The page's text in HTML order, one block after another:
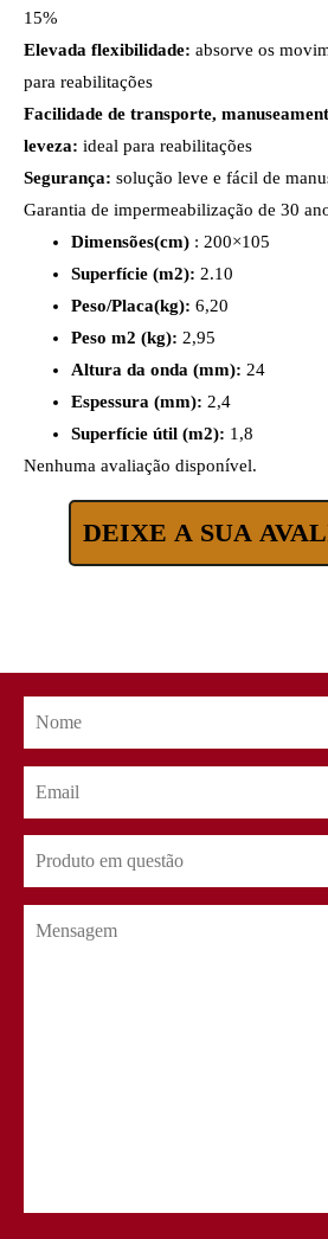
15%
Elevada flexibilidade: absorve os
para reabilitações
Facilidade de transporte,
leveza: ideal para reabilitações
Segurança: solução leve e fácil de
Garantia de impermeabilização de 30
Dimensões(cm) : 200×105
Superfície (m2): 2.10
Peso/Placa(kg): 6,20
Peso m2 (kg): 2,95
Altura da onda (mm): 24
Espessura (mm): 2,4
Superfície útil (m2): 1,8
Nenhuma avaliação disponível.
DEIXE A SUA